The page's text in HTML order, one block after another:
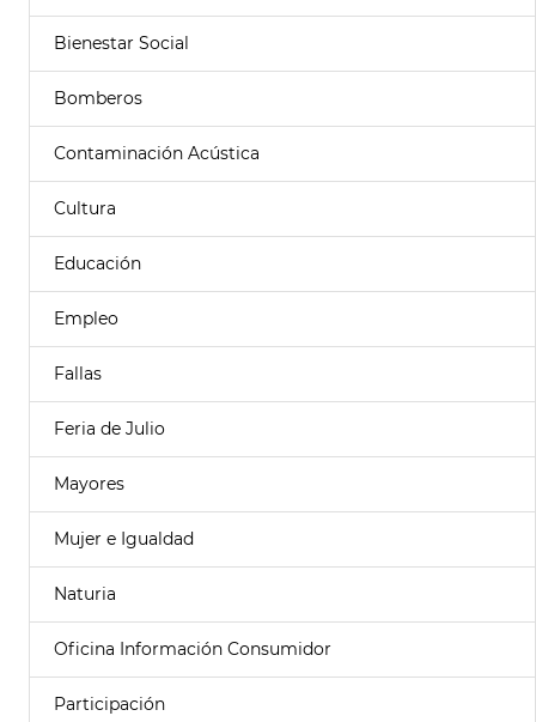
Bienestar Social
Bomberos
Contaminación Acústica
Cultura
Educación
Empleo
Fallas
Feria de Julio
Mayores
Mujer e Igualdad
Naturia
Oficina Información Consumidor
Participación